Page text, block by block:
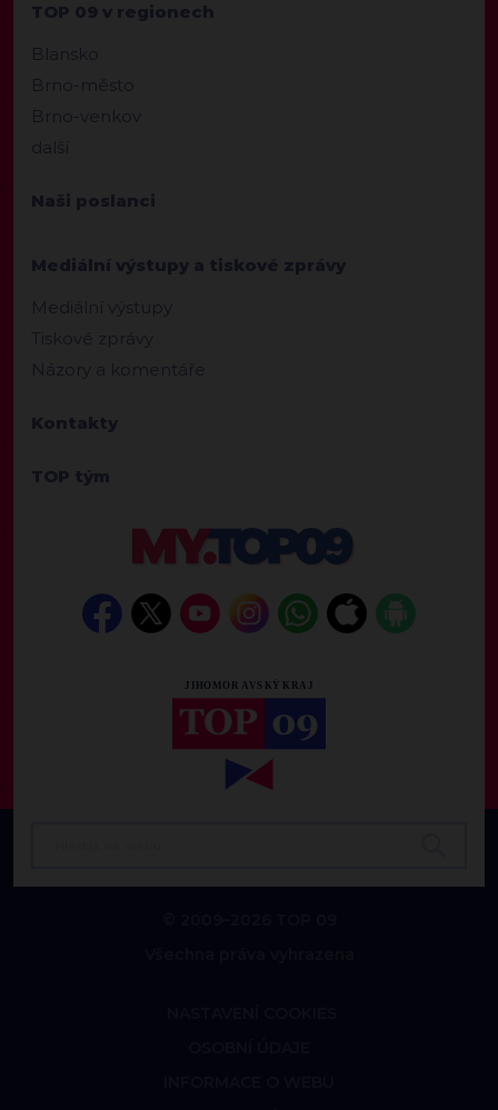
TOP 09 v regionech
Blansko
Brno-město
Brno-venkov
další
Naši poslanci
Mediální výstupy a tiskové zprávy
Mediální výstupy
Tiskové zprávy
Názory a komentáře
Kontakty
TOP tým